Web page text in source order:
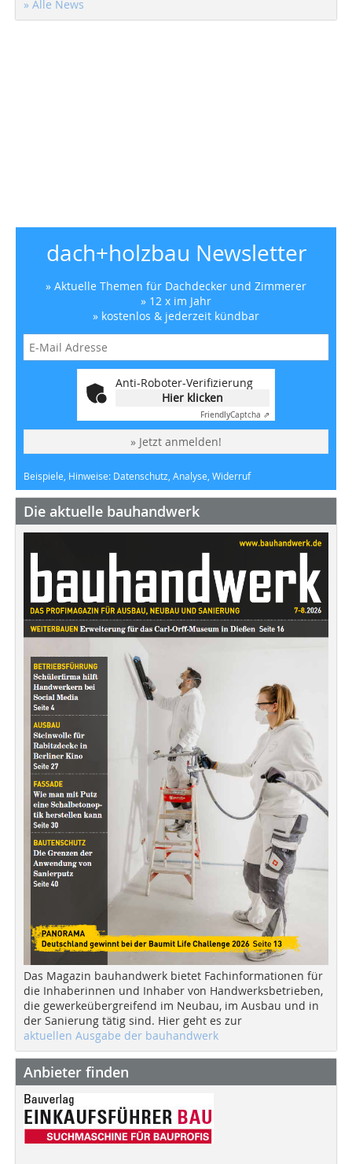
» Alle News
dach+holzbau Newsletter
» Aktuelle Themen für Dachdecker und Zimmerer
» 12 x im Jahr
» kostenlos & jederzeit kündbar
Anti-Roboter-Verifizierung
Hier klicken
FriendlyCaptcha ⇗
» Jetzt anmelden!
Beispiele, Hinweise: Datenschutz, Analyse, Widerruf
Die aktuelle bauhandwerk
Das Magazin bauhandwerk bietet Fachinformationen für
die Inhaberinnen und Inhaber von Handwerksbetrieben,
die gewerkeübergreifend im Neubau, im Ausbau und in
der Sanierung tätig sind. Hier geht es zur
aktuellen Ausgabe der bauhandwerk
Anbieter finden